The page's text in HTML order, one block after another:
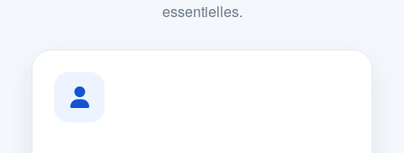
essentielles.